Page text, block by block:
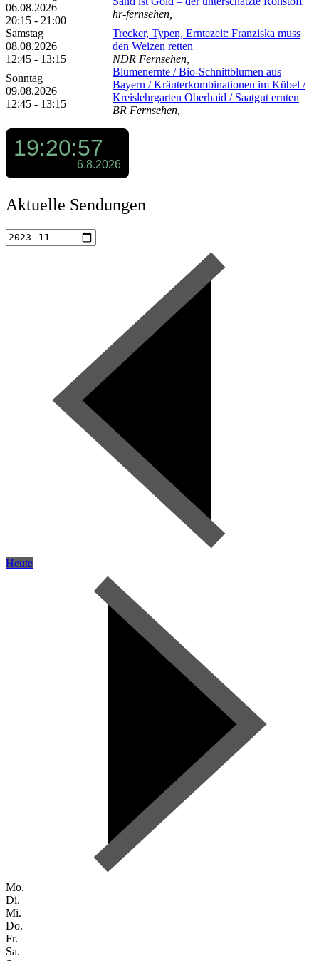
06.08.2026
20:15 - 21:00
hr-fernsehen,
Samstag
08.08.2026
12:45 - 13:15
Trecker, Typen, Erntezeit: Franziska muss
den Weizen retten
NDR Fernsehen,
Sonntag
09.08.2026
12:45 - 13:15
Blumenernte /​ Bio-Schnittblumen aus
Bayern /​ Kräuterkombinationen im Kübel /​
Kreislehrgarten Oberhaid /​ Saatgut ernten
BR Fernsehen,
Aktuelle Sendungen
Heute
Mo.
Di.
Mi.
Do.
Fr.
Sa.